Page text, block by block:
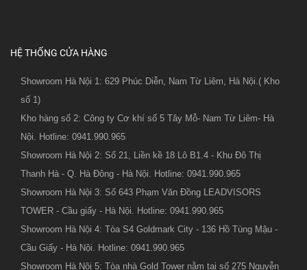
HỆ THỐNG CỬA HÀNG
Showroom Hà Nội 1: 629 Phúc Diễn, Nam Từ Liêm, Hà Nội.( Kho
số 1)
Kho hàng số 2: Công ty Cơ khí số 5 Tây Mỗ- Nam Từ Liêm- Hà
Nội. Hotline: 0941.990.965
Showroom Hà Nội 2: Số 21, Liền kề 18 Lô B1.4 - Khu Đô Thị
Thanh Hà - Q. Hà Đông - Hà Nội. Hotline: 0941.990.965
Showroom Hà Nội 3: Số 643 Phạm Văn Đồng LEADVISORS
TOWER - Cầu giấy - Hà Nội. Hotline: 0941.990.965
Showroom Hà Nội 4: Tòa S4 Goldmark City - 136 Hồ Tùng Mậu -
Cầu Giấy - Hà Nội. Hotline: 0941.990.965
Showroom Hà Nội 5: Tòa nhà Gold Tower nằm tại số 275 Nguyễn